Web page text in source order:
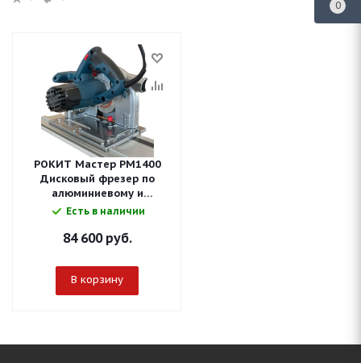
РОКИТ Мастер РМ1400
Дисковый фрезер по
алюминиевому и
стальному композиту (БЕЗ
Есть в наличии
84 600руб.
В корзину
0